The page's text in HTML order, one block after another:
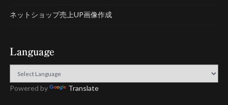
ネットショップ売上UP画像作成
Language
Powered by Translate